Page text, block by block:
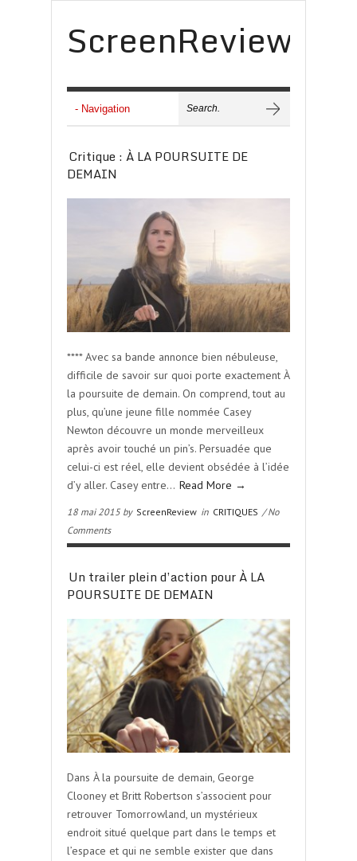
ScreenReview
Critique : À LA POURSUITE DE
DEMAIN
**** Avec sa bande annonce bien nébuleuse,
difficile de savoir sur quoi porte exactement À
la poursuite de demain. On comprend, tout au
plus, qu’une jeune fille nommée Casey
Newton découvre un monde merveilleux
après avoir touché un pin’s. Persuadée que
celui-ci est réel, elle devient obsédée à l’idée
d’y aller. Casey entre… Read More →
18 mai 2015 by ScreenReview in CRITIQUES / No
Comments
Un trailer plein d’action pour À LA
POURSUITE DE DEMAIN
Dans À la poursuite de demain, George
Clooney et Britt Robertson s’associent pour
retrouver Tomorrowland, un mystérieux
endroit situé quelque part dans le temps et
l’espace et qui ne semble exister que dans